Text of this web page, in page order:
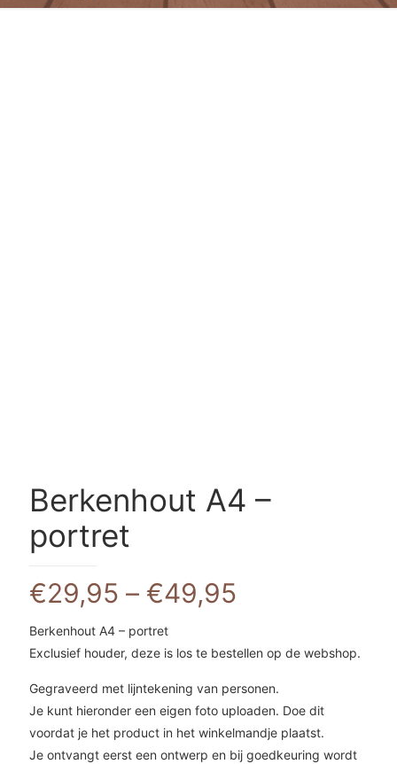
Berkenhout A4 –
portret
€29,95 – €49,95
Berkenhout A4 – portret
Exclusief houder, deze is los te bestellen op de webshop.
Gegraveerd met lijntekening van personen.
Je kunt hieronder een eigen foto uploaden. Doe dit
voordat je het product in het winkelmandje plaatst.
Je ontvangt eerst een ontwerp en bij goedkeuring wordt